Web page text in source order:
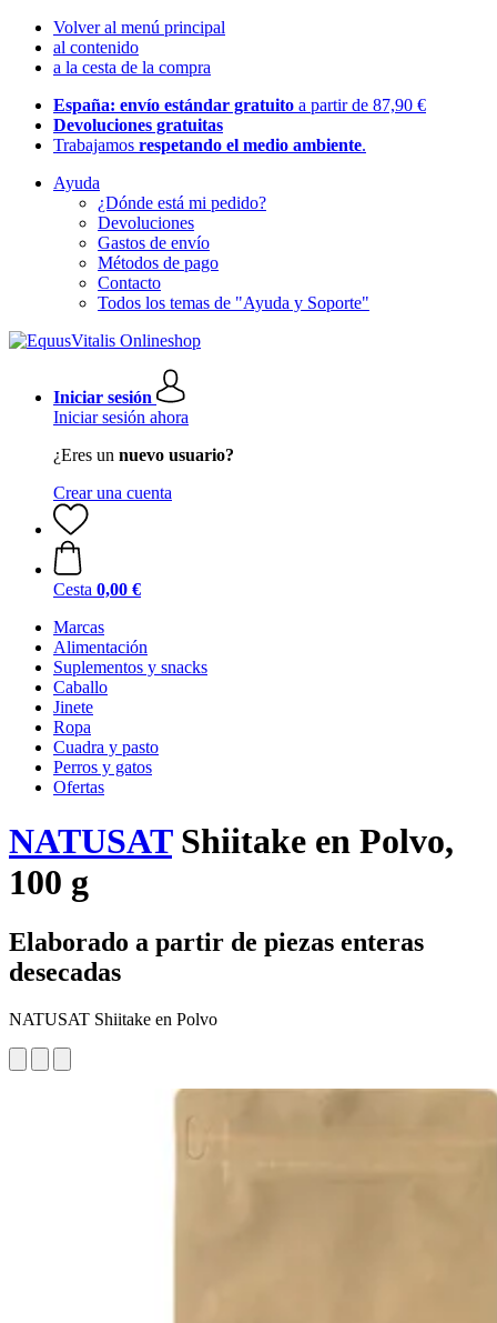
Volver al menú principal
al contenido
a la cesta de la compra
España: envío estándar gratuito a partir de 87,90 €
Devoluciones gratuitas
Trabajamos respetando el medio ambiente.
Ayuda
¿Dónde está mi pedido?
Devoluciones
Gastos de envío
Métodos de pago
Contacto
Todos los temas de "Ayuda y Soporte"
Iniciar sesión
Iniciar sesión ahora
¿Eres un nuevo usuario?
Crear una cuenta
Cesta 0,00 €
Marcas
Alimentación
Suplementos y snacks
Caballo
Jinete
Ropa
Cuadra y pasto
Perros y gatos
Ofertas
NATUSATShiitake en Polvo,
100 g
Elaborado a partir de piezas enteras
desecadas
NATUSAT Shiitake en Polvo